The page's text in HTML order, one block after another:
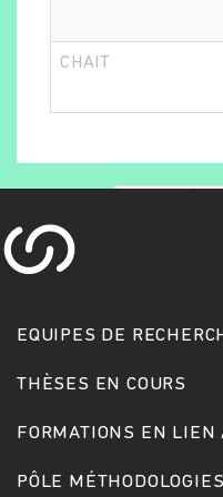
CHAIT
EQUIPES DE
THÈSES EN COURS
FORMATIONS EN LIEN
PÔLE